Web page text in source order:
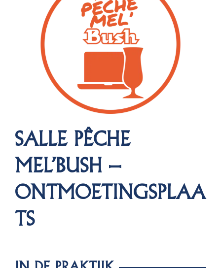
SALLE PÊCHE
MEL’BUSH –
ONTMOETINGSPLAA
TS